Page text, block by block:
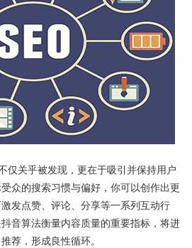
仅关乎被发现，更在于吸引并保持用户
众的搜索习惯与偏好，你可以创作出更
发点赞、评论、分享等一系列互动行
音算法衡量内容质量的重要指标，将进
荐，形成良性循环。